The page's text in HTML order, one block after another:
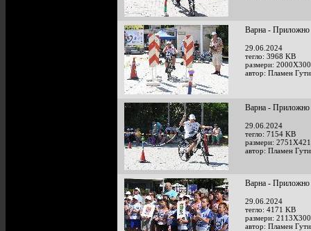
Варна - Приложно
29.06.2024
тегло: 3968 KB
размери:
автор: Пламен
Варна - Приложно
29.06.2024
тегло: 7154 KB
размери:
автор: Пламен
Варна - Приложно
29.06.2024
тегло: 4171 KB
размери:
автор: Пламен